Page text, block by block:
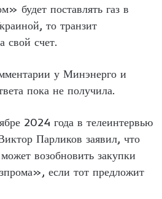
будет поставлять газ в
то транзит
свой счет.
у Минэнерго и
пока не получила.
2024 года в телеинтервью
Парликов заявил, что
возобновить закупки
если тот предложит